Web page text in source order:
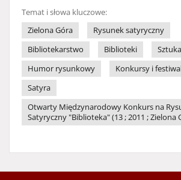
Temat i słowa kluczowe:
Zielona Góra
Rysunek satyryczny
Bibliotekarstwo
Biblioteki
Sztuka
Humor rysunkowy
Konkursy i
Satyra
Otwarty Międzynarodowy Konkurs na
Satyryczny "Biblioteka" (13 ; 2011 ; Zielona